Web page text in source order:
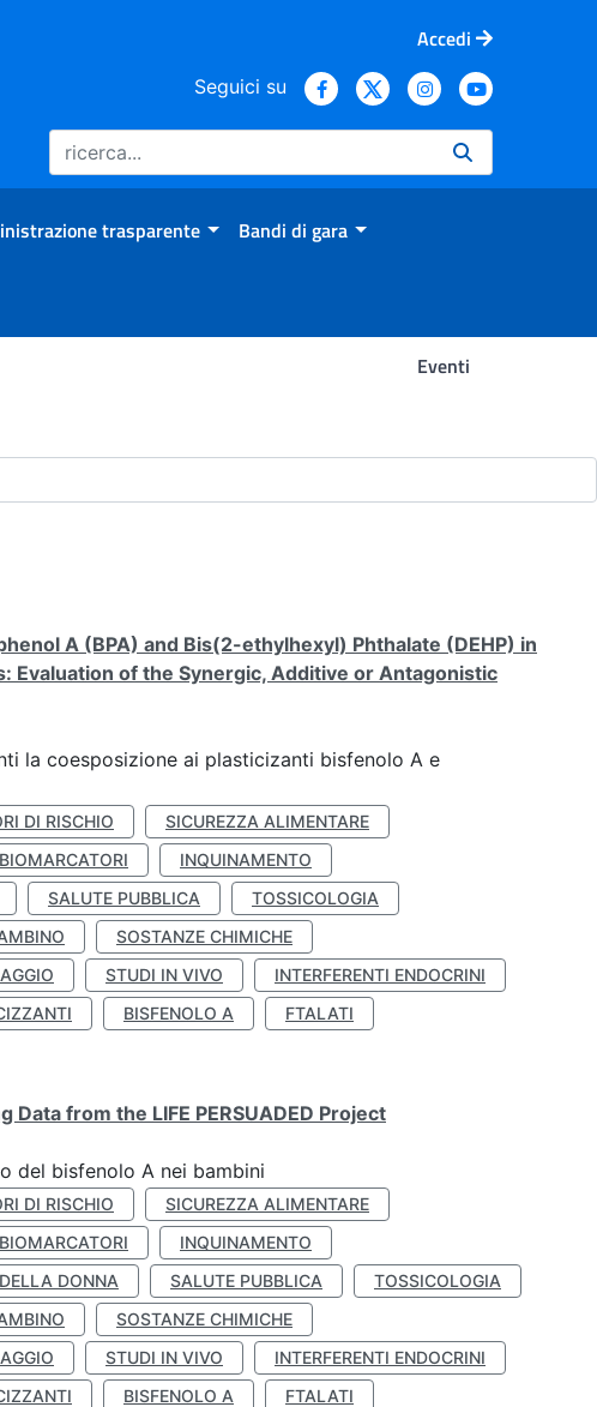
Accedi
Seguici su
trasparente Bandi di gara
Eventi
A (BPA) and Bis(2-ethylhexyl) Phthalate (DEHP) in
Evaluation of the Synergic, Additive or Antagonistic
la coesposizione ai plasticizanti bisfenolo A e
DI RISCHIO
SICUREZZA ALIMENTARE
BIOMARCATORI
INQUINAMENTO
SALUTE PUBBLICA
TOSSICOLOGIA
SOSTANZE CHIMICHE
STUDI IN VIVO
INTERFERENTI ENDOCRINI
BISFENOLO A
FTALATI
from the LIFE PERSUADED Project
del bisfenolo A nei bambini
DI RISCHIO
SICUREZZA ALIMENTARE
BIOMARCATORI
INQUINAMENTO
DONNA SALUTE PUBBLICA
TOSSICOLOGIA
SOSTANZE CHIMICHE
STUDI IN VIVO
INTERFERENTI ENDOCRINI
BISFENOLO A
FTALATI